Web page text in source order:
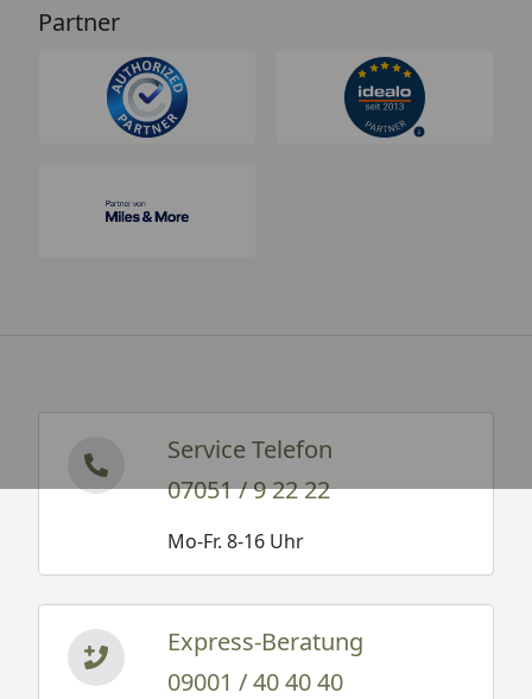
Partner
Service Telefon
07051 / 9 22 22
Mo-Fr. 8-16 Uhr
Express-Beratung
09001 / 40 40 40